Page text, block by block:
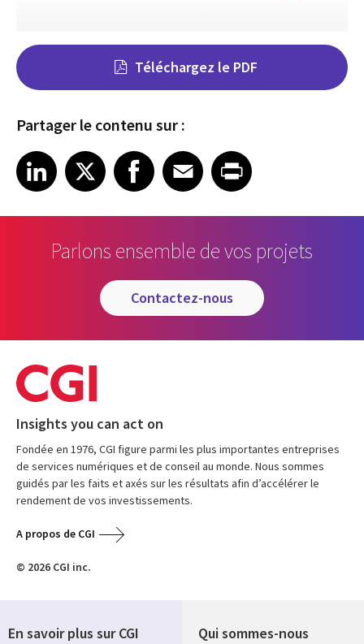
Téléchargez le PDF
Partager le contenu sur :
Share on LinkedIn
LinkedIn
Share on X Share on Facebook
Facebook
Share on EmailEmailShare on Print
Parlons ensemble de vos projets
contactez-nous
Insights you can act on
Fondée en 1976, CGI figure parmi les plus importantes entreprises
de services numériques et de conseil au monde. Nous sommes
guidés par les faits et axés sur les résultats afin d’accélérer le
rendement de vos investissements.
A propos de CGI
© 2026 CGI inc.
Qui sommes-nous
En savoir plus sur CGI